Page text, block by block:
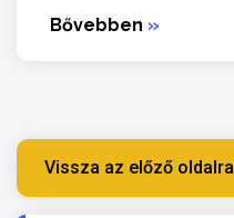
Bővebben »
Vissza az előző oldalra